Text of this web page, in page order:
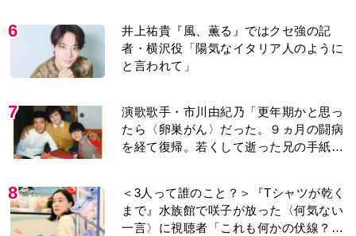
6
井上祐貴『風、薫る』ではクセ強の記
者・横沢役「陽気なイタリア人のように
と言われて」
7
演歌歌手・市川由紀乃「更年期かと思っ
たら〈卵巣がん〉だった。９ヵ月の闘病
を経て復帰。若くして逝った兄の手紙を
8
＜3人って誰のこと？＞『Tシャツが乾く
まで』水族館で咲子が放った〈何気ない
一言〉に視聴者「これも何かの伏線？」